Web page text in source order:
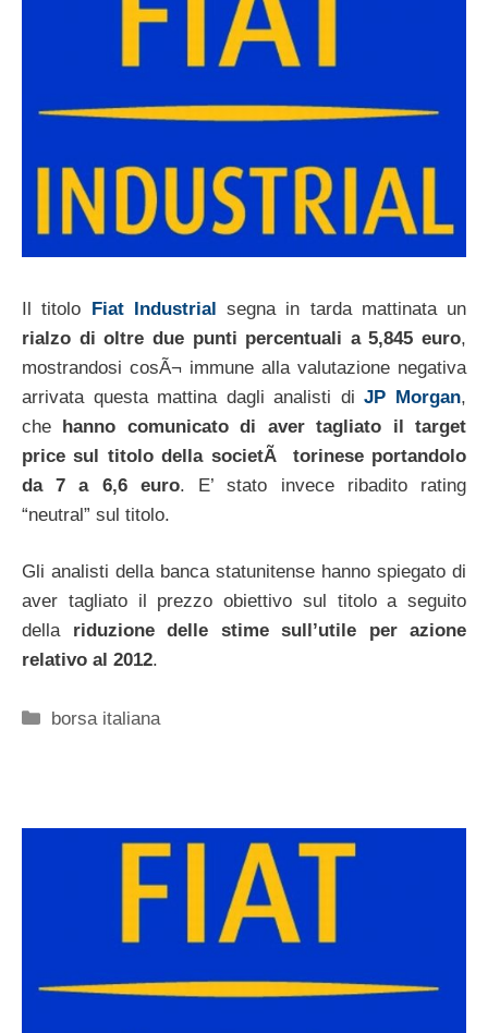
Il titolo Fiat Industrial segna in tarda mattinata un
rialzo di oltre due punti percentuali a 5,845 euro,
mostrandosi cosÃ¬ immune alla valutazione negativa
arrivata questa mattina dagli analisti diJP Morgan,
che hanno comunicato di aver tagliato il target
price sul titolo della societÃ torinese portandolo
da 7 a 6,6 euro. E’ stato invece ribadito rating
“neutral” sul titolo.
Gli analisti della banca statunitense hanno spiegato di
aver tagliato il prezzo obiettivo sul titolo a seguito
della riduzione delle stime sull’utile per azione
relativo al 2012.
Categorie
borsa italiana